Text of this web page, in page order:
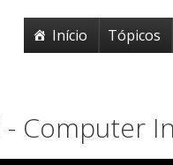
Início Tópicos
Computer